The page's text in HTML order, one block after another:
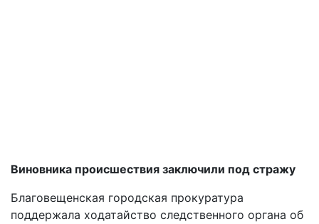
Виновника происшествия заключили под стражу
Благовещенская городская прокуратура
поддержала ходатайство следственного органа об